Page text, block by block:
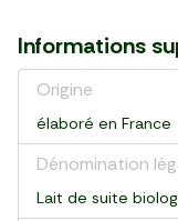
Informations
Origine
élaboré en France
Dénomination
Lait de suite